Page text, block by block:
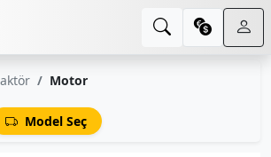
Motor
Model Seç